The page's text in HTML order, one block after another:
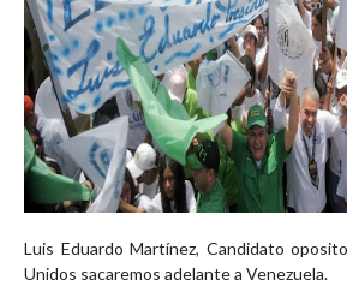
Luis Eduardo Martínez, Candidato
Unidos sacaremos adelante a Venezuela.